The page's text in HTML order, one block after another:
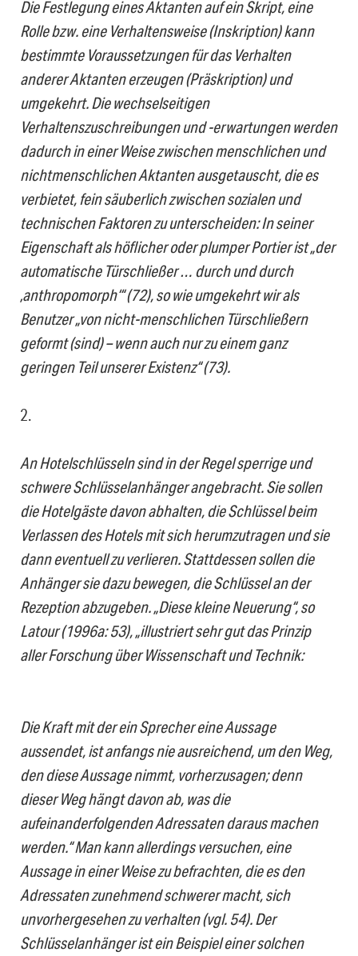
Die Festlegung eines Aktanten auf ein Skript, eine
Rolle bzw. eine Verhaltensweise (Inskription) kann
bestimmte Voraussetzungen für das Verhalten
anderer Aktanten erzeugen (Präskription) und
umgekehrt. Die wechselseitigen
Verhaltenszuschreibungen und -erwartungen werden
dadurch in einer Weise zwischen menschlichen und
nichtmenschlichen Aktanten ausgetauscht, die es
verbietet, fein säuberlich zwischen sozialen und
technischen Faktoren zu unterscheiden: In seiner
Eigenschaft als höflicher oder plumper Portier ist „der
automatische Türschließer … durch und durch
‚anthropomorph‘“ (72), so wie umgekehrt wir als
Benutzer „von nicht-menschlichen Türschließern
geformt (sind) – wenn auch nur zu einem ganz
geringen Teil unserer Existenz“ (73).
2.
An Hotelschlüsseln sind in der Regel sperrige und
schwere Schlüsselanhänger angebracht. Sie sollen
die Hotelgäste davon abhalten, die Schlüssel beim
Verlassen des Hotels mit sich herumzutragen und sie
dann eventuell zu verlieren. Stattdessen sollen die
Anhänger sie dazu bewegen, die Schlüssel an der
Rezeption abzugeben. „Diese kleine Neuerung“, so
Latour (1996a: 53), „illustriert sehr gut das Prinzip
aller Forschung über Wissenschaft und Technik:
Die Kraft mit der ein Sprecher eine Aussage
aussendet, ist anfangs nie ausreichend, um den Weg,
den diese Aussage nimmt, vorherzusagen; denn
dieser Weg hängt davon ab, was die
aufeinanderfolgenden Adressaten daraus machen
werden.“ Man kann allerdings versuchen, eine
Aussage in einer Weise zu befrachten, die es den
Adressaten zunehmend schwerer macht, sich
unvorhergesehen zu verhalten (vgl. 54). Der
Schlüsselanhänger ist ein Beispiel einer solchen